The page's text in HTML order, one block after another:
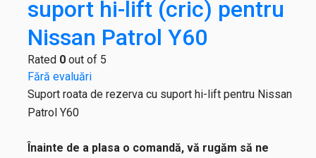
suport hi-lift (cric) pentru
Nissan Patrol Y60
Rated 0 out of 5
Fără evaluări
Suport roata de rezerva cu suport hi-lift pentru Nissan
Patrol Y60
Înainte de a plasa o comandă, vă rugăm să ne